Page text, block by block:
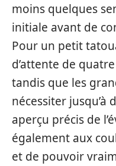
moins quelques
initiale avant de
Pour un petit
d’attente de
tandis que les
nécessiter
aperçu précis de
également aux
et de pouvoir